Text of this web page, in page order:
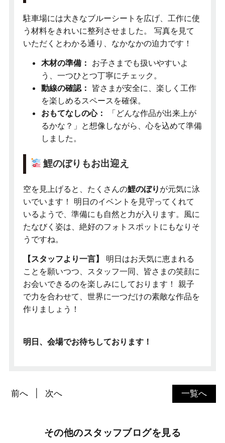
駐車場には大きなブルーシートを広げ、工作に使
う材料をきれいに整列させました。 写真を見て
いただくとわかる通り、なかなかの迫力です！
木材の準備： お子さまでも扱いやすいよ
う、一つひとつ丁寧にチェック。
動線の確認： 皆さまが安全に、楽しく工作
を楽しめるスペースを確保。
おもてなしの心：
「どんな作品が出来上が
るかな？」と想像しながら、心を込めて準備
しました。
鯉のぼりもお出迎え
空を見上げると、たくさんの鯉のぼり が元気に泳
いでいます！ 明日のイベントを見守ってくれて
いるようで、準備にも自然と力が入ります。風に
たなびく姿は、絶好のフォトスポットにもなりそ
うですね。
【スタッフより一言】
明日はお天気に恵まれる
ことを願いつつ、スタッフ一同、皆さまの笑顔に
お会いできるのを楽しみにしております！ 親子
で力を合わせて、世界に一つだけの素敵な作品を
作りましょう！
明日、会場でお待ちしております！
一覧へ
前へ 次へ
その他のスタッフブログを見る